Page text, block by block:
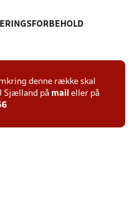
denne række skal
Sjælland på mail eller på